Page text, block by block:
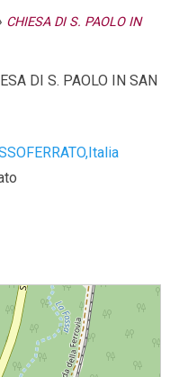
CHIESA DI S. PAOLO IN
DI S. PAOLO IN SAN